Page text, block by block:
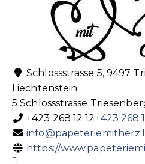
Schlossstrasse 5, 9497
Liechtenstein
5 Schlossstrasse
+423 268 12 12+423 268
https://